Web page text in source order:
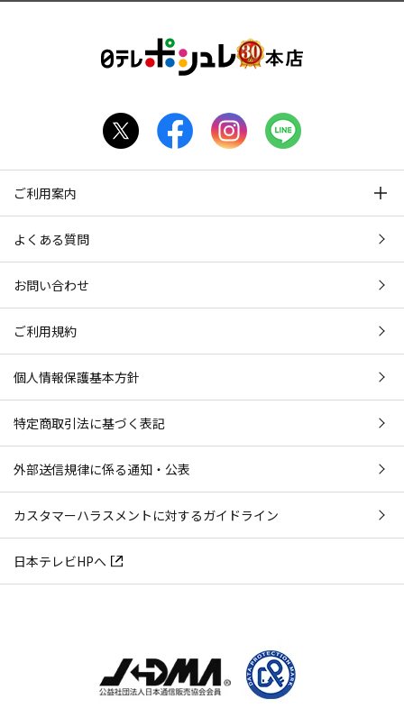
ご利用案内
よくある質問
お問い合わせ
ご利用規約
個人情報保護基本方針
特定商取引法に基づく表記
外部送信規律に係る通知・公表
カスタマーハラスメントに対するガイドライン
日本テレビHPへ